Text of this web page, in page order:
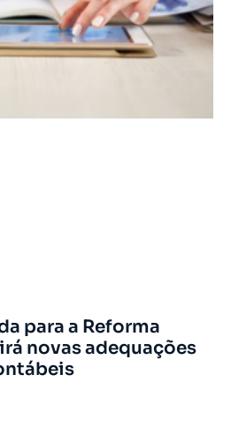
para a Reforma
novas adequações